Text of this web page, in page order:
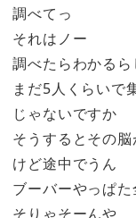
調べてっ
それはノー
調べたらわかる
まだ5人くらいで
じゃないですか
そうするとその
けど途中でうん
ブーバーやっぱた
そりゃそーんや